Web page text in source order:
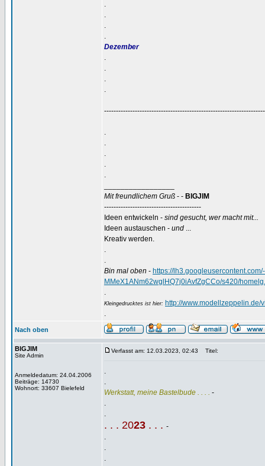
.
.
.
.
Dezember
.
.
.
.
.
.
.
.
.
Mit freundlichem Gruß - - BIGJIM
-----------------------------------------
Ideen entwickeln - sind gesucht, wer macht mit...
Ideen austauschen - und ...
Kreativ werden.
.
.
Bin mal oben - https://
MMeX1ANm62wglHQ7j0iAvfZgCCo/s420/
.
Kleingedrucktes ist hier: http://
.
Nach oben
BIGJIM
Site Admin
Anmeldedatum: 24.04.2006
Beiträge: 14730
Wohnort: 33607 Bielefeld
Verfasst am: 12.03.2023, 02:43 Titel:
.
.
Werkstatt, meine Bastelbude . . . . -
.
.
. . . 2023 . . . -
.
.
.